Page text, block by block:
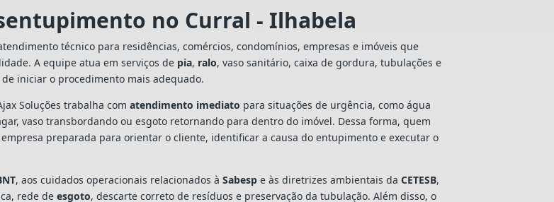
no Curral - Ilhabela
técnico para residências, comércios, condomínios, empresas e imóveis que
A equipe atua em serviços de pia, ralo, vaso sanitário, caixa de gordura, tubulações e
iniciar o procedimento mais adequado.
Soluções trabalha comatendimento imediato para situações de urgência, como água
vaso transbordando ou esgoto retornando para dentro do imóvel. Dessa forma, quem
preparada para orientar o cliente, identificar a causa do entupimento e executar o
, aos cuidados operacionais relacionados àSabesp e às diretrizes ambientais daCETESB,
rede deesgoto, descarte correto de resíduos e preservação da tubulação. Além disso, o